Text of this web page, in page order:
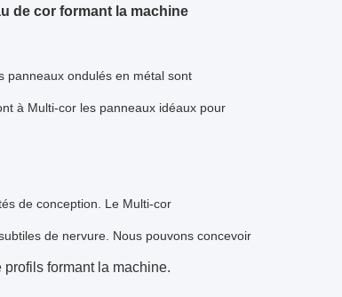
de cor formant la machine
panneaux ondulés en métal sont
à Multi-cor les panneaux idéaux pour
de conception. Le Multi-cor
de nervure. Nous pouvons concevoir
formant la machine.